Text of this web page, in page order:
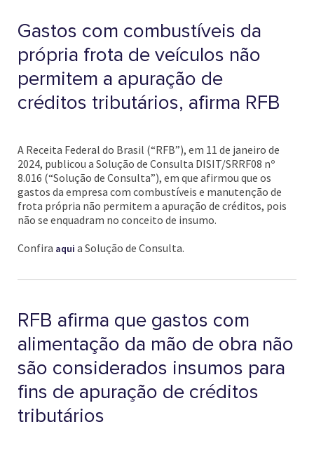
Gastos com combustíveis da
própria frota de veículos não
permitem a apuração de
créditos tributários, afirma RFB
A Receita Federal do Brasil (“RFB”), em 11 de janeiro de
2024, publicou a Solução de Consulta DISIT/SRRF08 nº
8.016 (“Solução de Consulta”), em que afirmou que os
gastos da empresa com combustíveis e manutenção de
frota própria não permitem a apuração de créditos, pois
não se enquadram no conceito de insumo.
Confira aqui a Solução de Consulta.
RFB afirma que gastos com
alimentação da mão de obra não
são considerados insumos para
fins de apuração de créditos
tributários